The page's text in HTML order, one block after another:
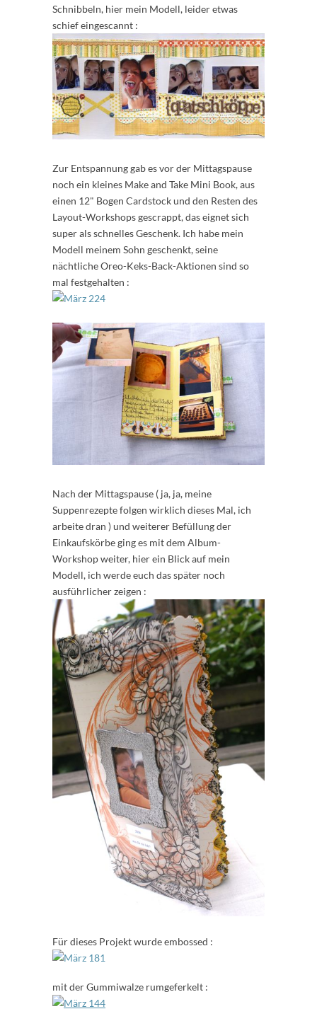
Schnibbeln, hier mein Modell, leider etwas
schief eingescannt :
Zur Entspannung gab es vor der Mittagspause
noch ein kleines Make and Take Mini Book, aus
einen 12" Bogen Cardstock und den Resten des
Layout-Workshops gescrappt, das eignet sich
super als schnelles Geschenk. Ich habe mein
Modell meinem Sohn geschenkt, seine
nächtliche Oreo-Keks-Back-Aktionen sind so
mal festgehalten :
Nach der Mittagspause ( ja, ja, meine
Suppenrezepte folgen wirklich dieses Mal, ich
arbeite dran ) und weiterer Befüllung der
Einkaufskörbe ging es mit dem Album-
Workshop weiter, hier ein Blick auf mein
Modell, ich werde euch das später noch
ausführlicher zeigen :
Für dieses Projekt wurde embossed :
mit der Gummiwalze rumgeferkelt :